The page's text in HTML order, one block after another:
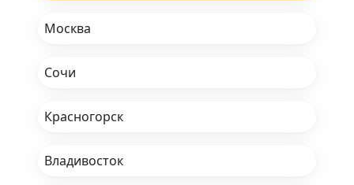
Москва
Сочи
Красногорск
Владивосток